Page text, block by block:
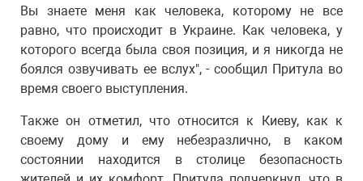
Вы знаете меня как человека, которому не все
равно, что происходит в Украине. Как человека, у
которого всегда была своя позиция, и я никогда не
боялся озвучивать ее вслух", - сообщил Притула во
время своего выступления.
Также он отметил, что относится к Киеву, как к
своему дому и ему небезразлично, в каком
состоянии находится в столице безопасность